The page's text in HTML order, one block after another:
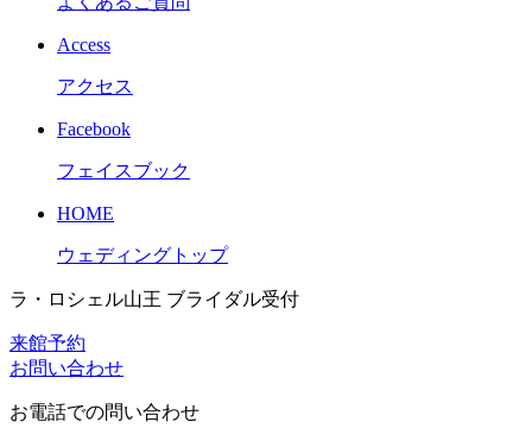
Access
アクセス
Facebook
フェイスブック
HOME
ウェディングトップ
ラ・ロシェル山王 ブライダル受付
来館予約
お問い合わせ
お電話での問い合わせ